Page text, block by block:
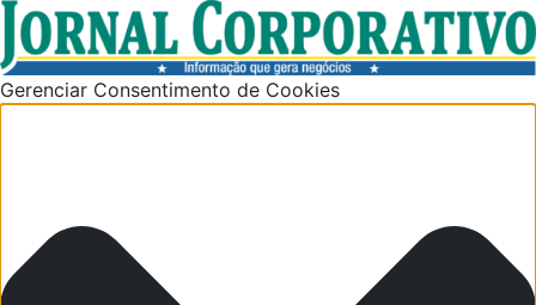
Gerenciar Consentimento de Cookies